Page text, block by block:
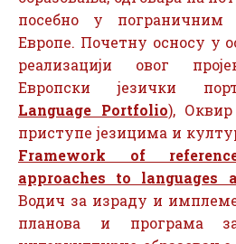
посебно у пограничним
Европе. Почетну осносу у
реализацији овог
Европски језички
Language Portfolio),
приступе језицима и
Framework of
approaches to languages
Водич за израду и
планова и програма